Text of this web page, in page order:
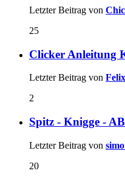
Letzter Beitrag von
25
Clicker Anleitung
Letzter Beitrag von Felix
2
Spitz - Knigge -
Letzter Beitrag von
20